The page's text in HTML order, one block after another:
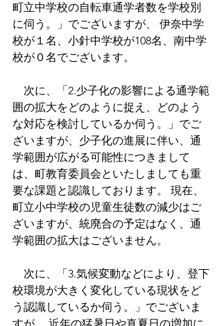
町立中学校の自転車通学者数を学校別
に伺う。」でございますが、 伊奈中学
校が１名、小針中学校が108名、南中学
校が０名でございます。
次に、「2.少子化の影響による通学範
囲の拡大をどのように捉え、どのよう
な対応を検討しているか伺う。」でご
ざいますが、少子化の進展に伴い、通
学範囲が広がる可能性につきまして
は、町教育委員会といたしましても重
要な課題と認識しております。 現在、
町立小中学校の児童生徒数の減少はご
ざいますが、統廃合の予定はなく、通
学範囲の拡大はございません。
次に、「3.気候変動などにより、登下
校環境が大きく変化している現状をど
う認識しているか伺う。」でございま